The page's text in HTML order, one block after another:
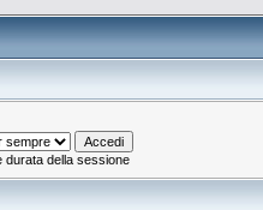
durata della sessione